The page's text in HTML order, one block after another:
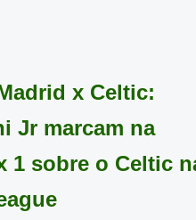
x Celtic:
Jr marcam na
1 sobre o Celtic